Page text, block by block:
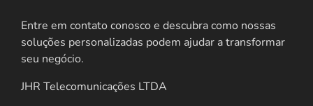
Entre em contato conosco e descubra como nossas
soluções personalizadas podem ajudar a transformar
seu negócio.
JHR Telecomunicações LTDA